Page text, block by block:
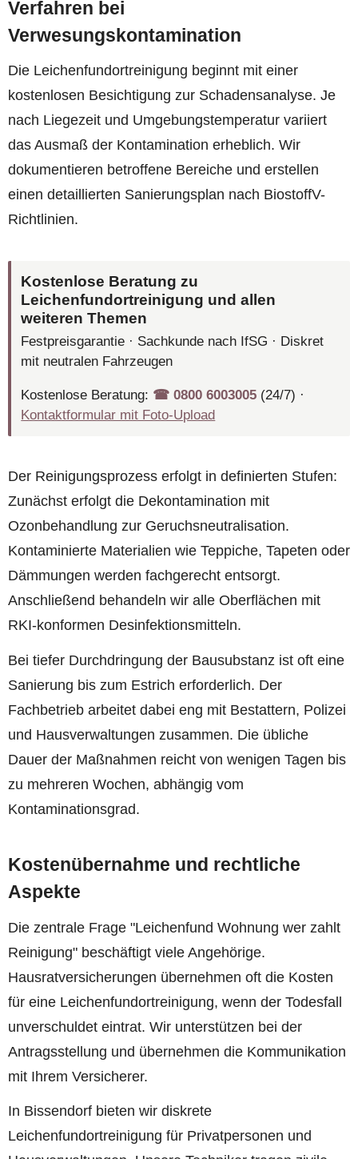
Verfahren bei
Verwesungskontamination
Die Leichenfundortreinigung beginnt mit einer
kostenlosen Besichtigung zur Schadensanalyse. Je
nach Liegezeit und Umgebungstemperatur variiert
das Ausmaß der Kontamination erheblich. Wir
dokumentieren betroffene Bereiche und erstellen
einen detaillierten Sanierungsplan nach BiostoffV-
Richtlinien.
Kostenlose Beratung zu
Leichenfundortreinigung und allen
weiteren Themen
Festpreisgarantie · Sachkunde nach IfSG · Diskret
mit neutralen Fahrzeugen
Kostenlose Beratung: ☎︎ 0800 6003005 (24/7) ·
Kontaktformular mit Foto-Upload
Der Reinigungsprozess erfolgt in definierten Stufen:
Zunächst erfolgt die Dekontamination mit
Ozonbehandlung zur Geruchsneutralisation.
Kontaminierte Materialien wie Teppiche, Tapeten oder
Dämmungen werden fachgerecht entsorgt.
Anschließend behandeln wir alle Oberflächen mit
RKI-konformen Desinfektionsmitteln.
Bei tiefer Durchdringung der Bausubstanz ist oft eine
Sanierung bis zum Estrich erforderlich. Der
Fachbetrieb arbeitet dabei eng mit Bestattern, Polizei
und Hausverwaltungen zusammen. Die übliche
Dauer der Maßnahmen reicht von wenigen Tagen bis
zu mehreren Wochen, abhängig vom
Kontaminationsgrad.
Kostenübernahme und rechtliche
Aspekte
Die zentrale Frage "Leichenfund Wohnung wer zahlt
Reinigung" beschäftigt viele Angehörige.
Hausratversicherungen übernehmen oft die Kosten
für eine Leichenfundortreinigung, wenn der Todesfall
unverschuldet eintrat. Wir unterstützen bei der
Antragsstellung und übernehmen die Kommunikation
mit Ihrem Versicherer.
In Bissendorf bieten wir diskrete
Leichenfundortreinigung für Privatpersonen und